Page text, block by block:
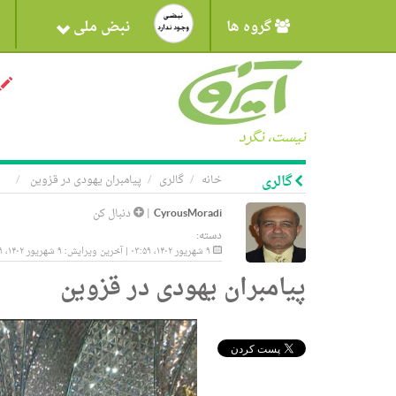
گروه ها نبض ملی
نیست، نگرد
خانه گالری پیامبران یهودی در قزوین گالری
CyrousMoradi
|
دنبال کن
دسته:
پیامبران یهودی در قزوین